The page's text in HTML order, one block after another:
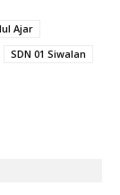
Ajar
SDN 01 Siwalan